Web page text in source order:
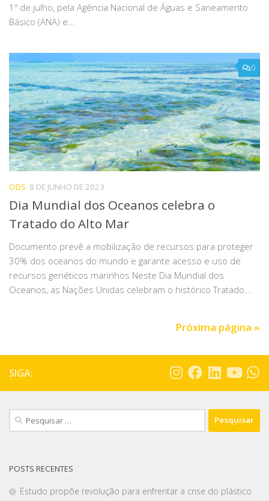
1º de julho, pela Agência Nacional de Águas e Saneamento
Básico (ANA) e...
0
ODS 8 DE JUNHO DE 2023
Dia Mundial dos Oceanos celebra o
Tratado do Alto Mar
Documento prevê a mobilização de recursos para proteger
30% dos oceanos do mundo e garante acesso e uso de
recursos genéticos marinhos Neste Dia Mundial dos
Oceanos, as Nações Unidas celebram o histórico Tratado...
Próxima página »
SIGA:
POSTS RECENTES
Estudo propõe revolução para enfrentar a crise do plástico